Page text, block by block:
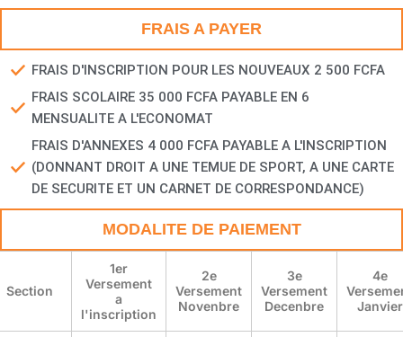
FRAIS A PAYER
FRAIS D'INSCRIPTION POUR LES NOUVEAUX 2 500 FCFA
FRAIS SCOLAIRE 35 000 FCFA PAYABLE EN 6
MENSUALITE A L'ECONOMAT
FRAIS D'ANNEXES 4 000 FCFA PAYABLE A L'INSCRIPTION
(DONNANT DROIT A UNE TEMUE DE SPORT, A UNE CARTE
DE SECURITE ET UN CARNET DE CORRESPONDANCE)
MODALITE DE PAIEMENT
Section
1er
Versement
a
l'inscription
2e
Versement
Novenbre
3e
Versement
Decenbre
4e
Janvier